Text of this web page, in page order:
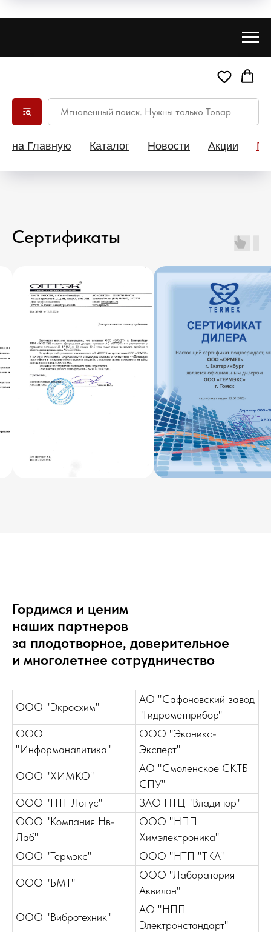
на Главную Каталог Новости Акции
Сертификаты
Гордимся и ценим
наших партнеров
за плодотворное, доверительное
и многолетнее сотрудничество
ООО "Экросхим"
АО "Сафоновский завод
"Гидрометприбор"
ООО
"Информаналитика"
ООО "Эконикс-
Эксперт"
ООО "ХИМКО"
АО "Смоленское СКТБ
СПУ"
ООО "ПТГ Логус"
ЗАО НТЦ "Владипор"
ООО "Компания Нв-
Лаб"
ООО "НПП
Химэлектроника"
ООО "Термэкс"
ООО "НТП "ТКА"
ООО "БМТ"
ООО "Лаборатория
Аквилон"
ООО "Вибротехник"
АО "НПП
Электронстандарт"